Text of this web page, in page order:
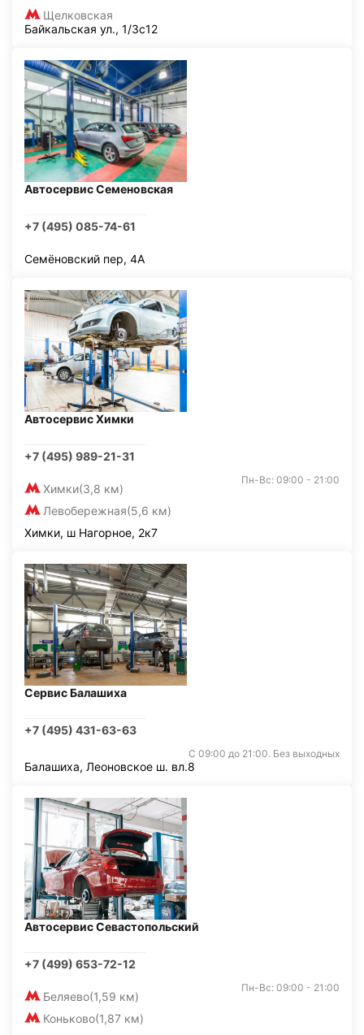
Щелковская
Байкальская ул., 1/3с12
Автосервис Семеновская
+7 (495) 085-74-61
Семёновский пер, 4А
Автосервис Химки
+7 (495) 989-21-31
Химки(3,8 км)
Левобережная(5,6 км)
Пн-Вс: 09:00 - 21:00
Химки, ш Нагорное, 2к7
Сервис Балашиха
+7 (495) 431-63-63
С 09:00 до 21:00. Без выходных
Балашиха, Леоновское ш. вл.8
Автосервис Севастопольский
+7 (499) 653-72-12
Беляево(1,59 км)
Коньково(1,87 км)
Пн-Вс: 09:00 - 21:00